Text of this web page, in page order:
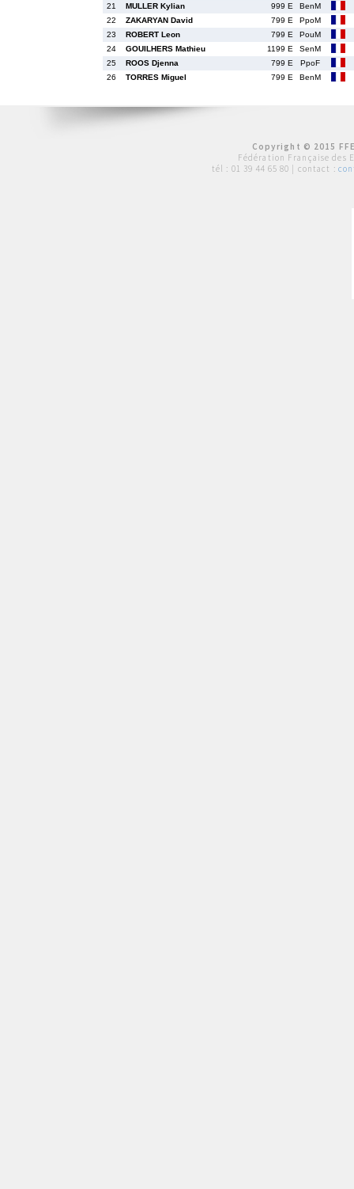
21
MULLER Kylian 999 E
BenM
22
ZAKARYAN David 799 E
PpoM
23
ROBERT Leon 799 E
PouM
24
GOUILHERS Mathieu 1199 E
SenM
25
ROOS Djenna 799 E
PpoF
26
TORRES Miguel 799 E BenM
Copyright © 2015
Fédération Française des
tél : 01 39 44 65 80 | contact :